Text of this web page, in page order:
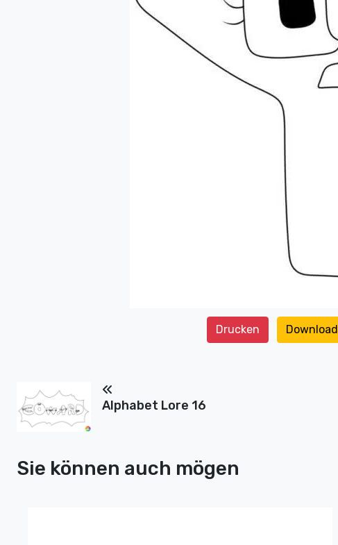
Drucken Download
Alphabet Lore 16
Sie können auch mögen